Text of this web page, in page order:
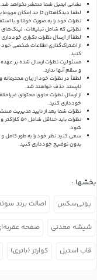
نشانی ایمیل شما منتشر نخواهد شد.
لطفا دیدگاهتان تا حد امکان
نظرات خود را به صورت خوانا و با
نظراتی که شامل تبلیغات،
لطفاً از ارسال نظرات تکراری
از اشتراک‌گذاری اطلاعات شخصی خود
کنید.
مسئولیت نظرات ارسال شده بر
و سقم آنها ندارد.
لطفاً در نظرات خود از زبان
ناپسند حذف خواهند شد.
از ارسال نظرات حاوی محتوای
خودداری کنید.
نظرات شما بعد از تایید مدیریت
شود.
سعی کنید نظر خود را به طور کامل و
بدون توضیح خودداری کنید.
بخشها :
یونی‌سکس اصالت برند
شیشه معدنی صفحه
قاب استیل کوارتز (باتری)